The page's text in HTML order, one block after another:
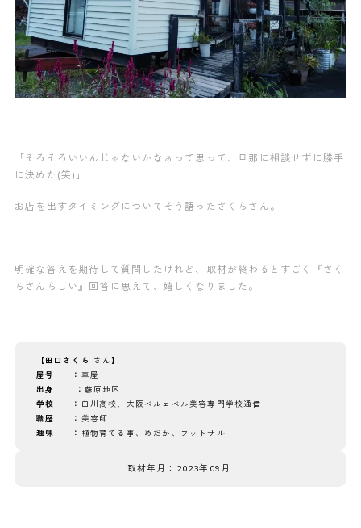
「そろそろいいんじゃないかなぁって思って、旦那に相談せずに勝手
に決めた(笑)」
お店を出すタイミングについてそう語ったさくらさん。
明確な答えを期待して質問したけれど、取材が終わるとすごく『さく
らさんらしい』回答に思えて、嬉しくなりました。
【田口さくら さん 】
屋号 ： 車屋
出身 ： 蘇原地区
学校 ： 白川高校、大阪ベルェベル美容専門学校通信
職歴 ： 美容師
趣味 ： 植物育てる事、めだか、フットサル
取材年月：2023年09月